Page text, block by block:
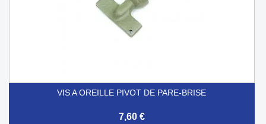
VIS A OREILLE PIVOT DE PARE-BRISE
7,60 €